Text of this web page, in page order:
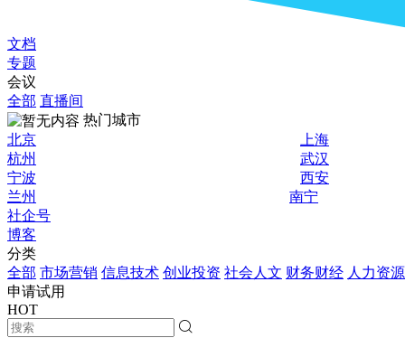
文档
专题
会议
全部 直播间
热门城市
北京
上海
杭州
武汉
宁波
西安
兰州
南宁
社企号
博客
分类
全部 市场营销 信息技术 创业投资 社会人文 财务财经 人力资源
申请试用
HOT